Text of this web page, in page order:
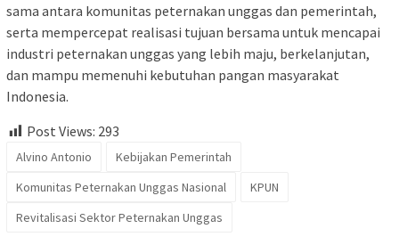
sama antara komunitas peternakan unggas dan pemerintah,
serta mempercepat realisasi tujuan bersama untuk mencapai
industri peternakan unggas yang lebih maju, berkelanjutan,
dan mampu memenuhi kebutuhan pangan masyarakat
Indonesia.
Post Views: 293
Alvino Antonio
Kebijakan Pemerintah
Komunitas Peternakan Unggas Nasional
KPUN
Revitalisasi Sektor Peternakan Unggas